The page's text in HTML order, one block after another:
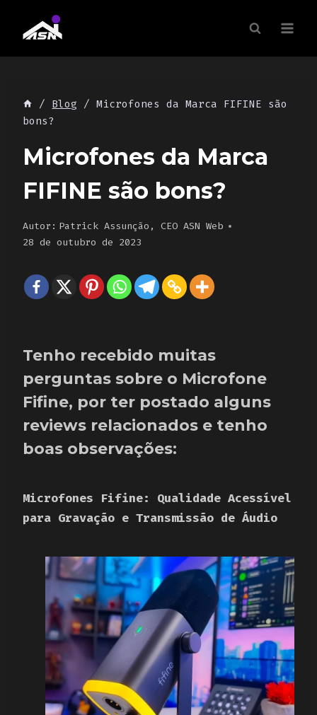
/ Blog / Microfones da Marca FIFINE são
bons?
Microfones da Marca
FIFINE são bons?
Autor: Patrick Assunção, CEO ASN Web
28 de outubro de 2023
Tenho recebido muitas
perguntas sobre o Microfone
Fifine, por ter postado alguns
reviews relacionados e tenho
boas observações:
Microfones Fifine: Qualidade Acessível
para Gravação e Transmissão de Áudio